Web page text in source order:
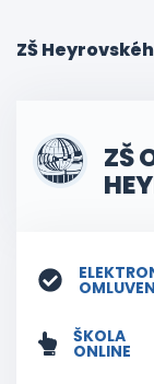
ZŠ
ZŠ
ŠKOLA
ONLINE